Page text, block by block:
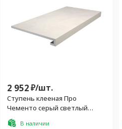
2 952₽/шт.
Ступень клееная Про
Чементо серый светлый
матовый 33x60
В наличии